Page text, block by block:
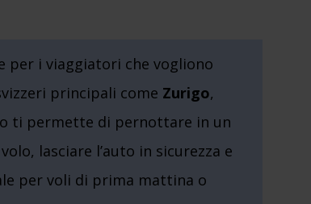
per i viaggiatori che vogliono
principali come Zurigo,
ti permette di pernottare in un
lasciare l’auto in sicurezza e
per voli di prima mattina o